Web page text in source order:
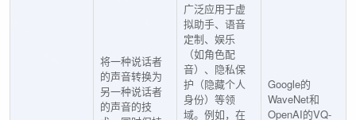
将一种说话者
的声音转换为
另一种说话者
的声音的技
广泛应用于虚
拟助手、语音
定制、娱乐
（如角色配
音）、隐私保
护（隐藏个人
身份）等领
域。例如，在
Google的
WaveNet和
OpenAI的VQ-